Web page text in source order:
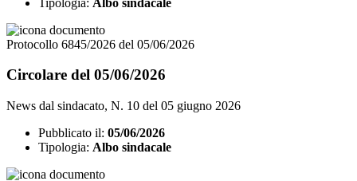
Protocollo 6845/2026 del 05/06/2026
Circolare del 05/06/2026
News dal sindacato, N. 10 del 05 giugno 2026
Pubblicato il: 05/06/2026
Tipologia: Albo sindacale